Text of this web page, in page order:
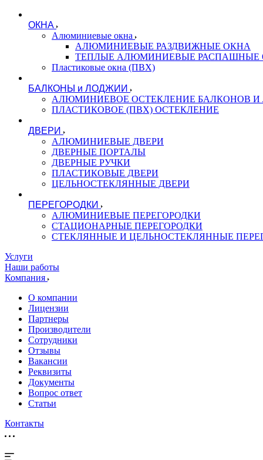
ОКНА
Алюминиевые окна
АЛЮМИНИЕВЫЕ РАЗДВИЖНЫЕ ОКНА
ТЕПЛЫЕ АЛЮМИНИЕВЫЕ РАСПАШНЫЕ
Пластиковые окна (ПВХ)
БАЛКОНЫ и ЛОДЖИИ
АЛЮМИНИЕВОЕ ОСТЕКЛЕНИЕ БАЛКОНОВ
ПЛАСТИКОВОЕ (ПВХ) ОСТЕКЛЕНИЕ
ДВЕРИ
АЛЮМИНИЕВЫЕ ДВЕРИ
ДВЕРНЫЕ ПОРТАЛЫ
ДВЕРНЫЕ РУЧКИ
ПЛАСТИКОВЫЕ ДВЕРИ
ЦЕЛЬНОСТЕКЛЯННЫЕ ДВЕРИ
ПЕРЕГОРОДКИ
АЛЮМИНИЕВЫЕ ПЕРЕГОРОДКИ
СТАЦИОНАРНЫЕ ПЕРЕГОРОДКИ
СТЕКЛЯННЫЕ И ЦЕЛЬНОСТЕКЛЯННЫЕ
Услуги
Наши работы
Компания
О компании
Лицензии
Партнеры
Производители
Сотрудники
Отзывы
Вакансии
Реквизиты
Документы
Вопрос ответ
Статьи
Контакты